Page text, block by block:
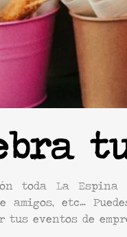
toda La Espina
amigos, etc…
tus eventos de